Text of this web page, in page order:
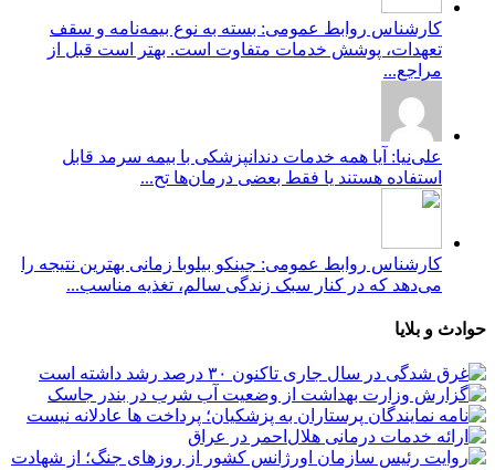
کارشناس روابط عمومی: بسته به نوع بیمه‌نامه و سقف
تعهدات، پوشش خدمات متفاوت است. بهتر است قبل از
مراجع...
علی‌نیا: آیا همه خدمات دندانپزشکی با بیمه سرمد قابل
استفاده هستند یا فقط بعضی درمان‌ها تح...
کارشناس روابط عمومی: جینکو بیلوبا زمانی بهترین نتیجه را
می‌دهد که در کنار سبک زندگی سالم، تغذیه مناسب...
حوادث و بلایا